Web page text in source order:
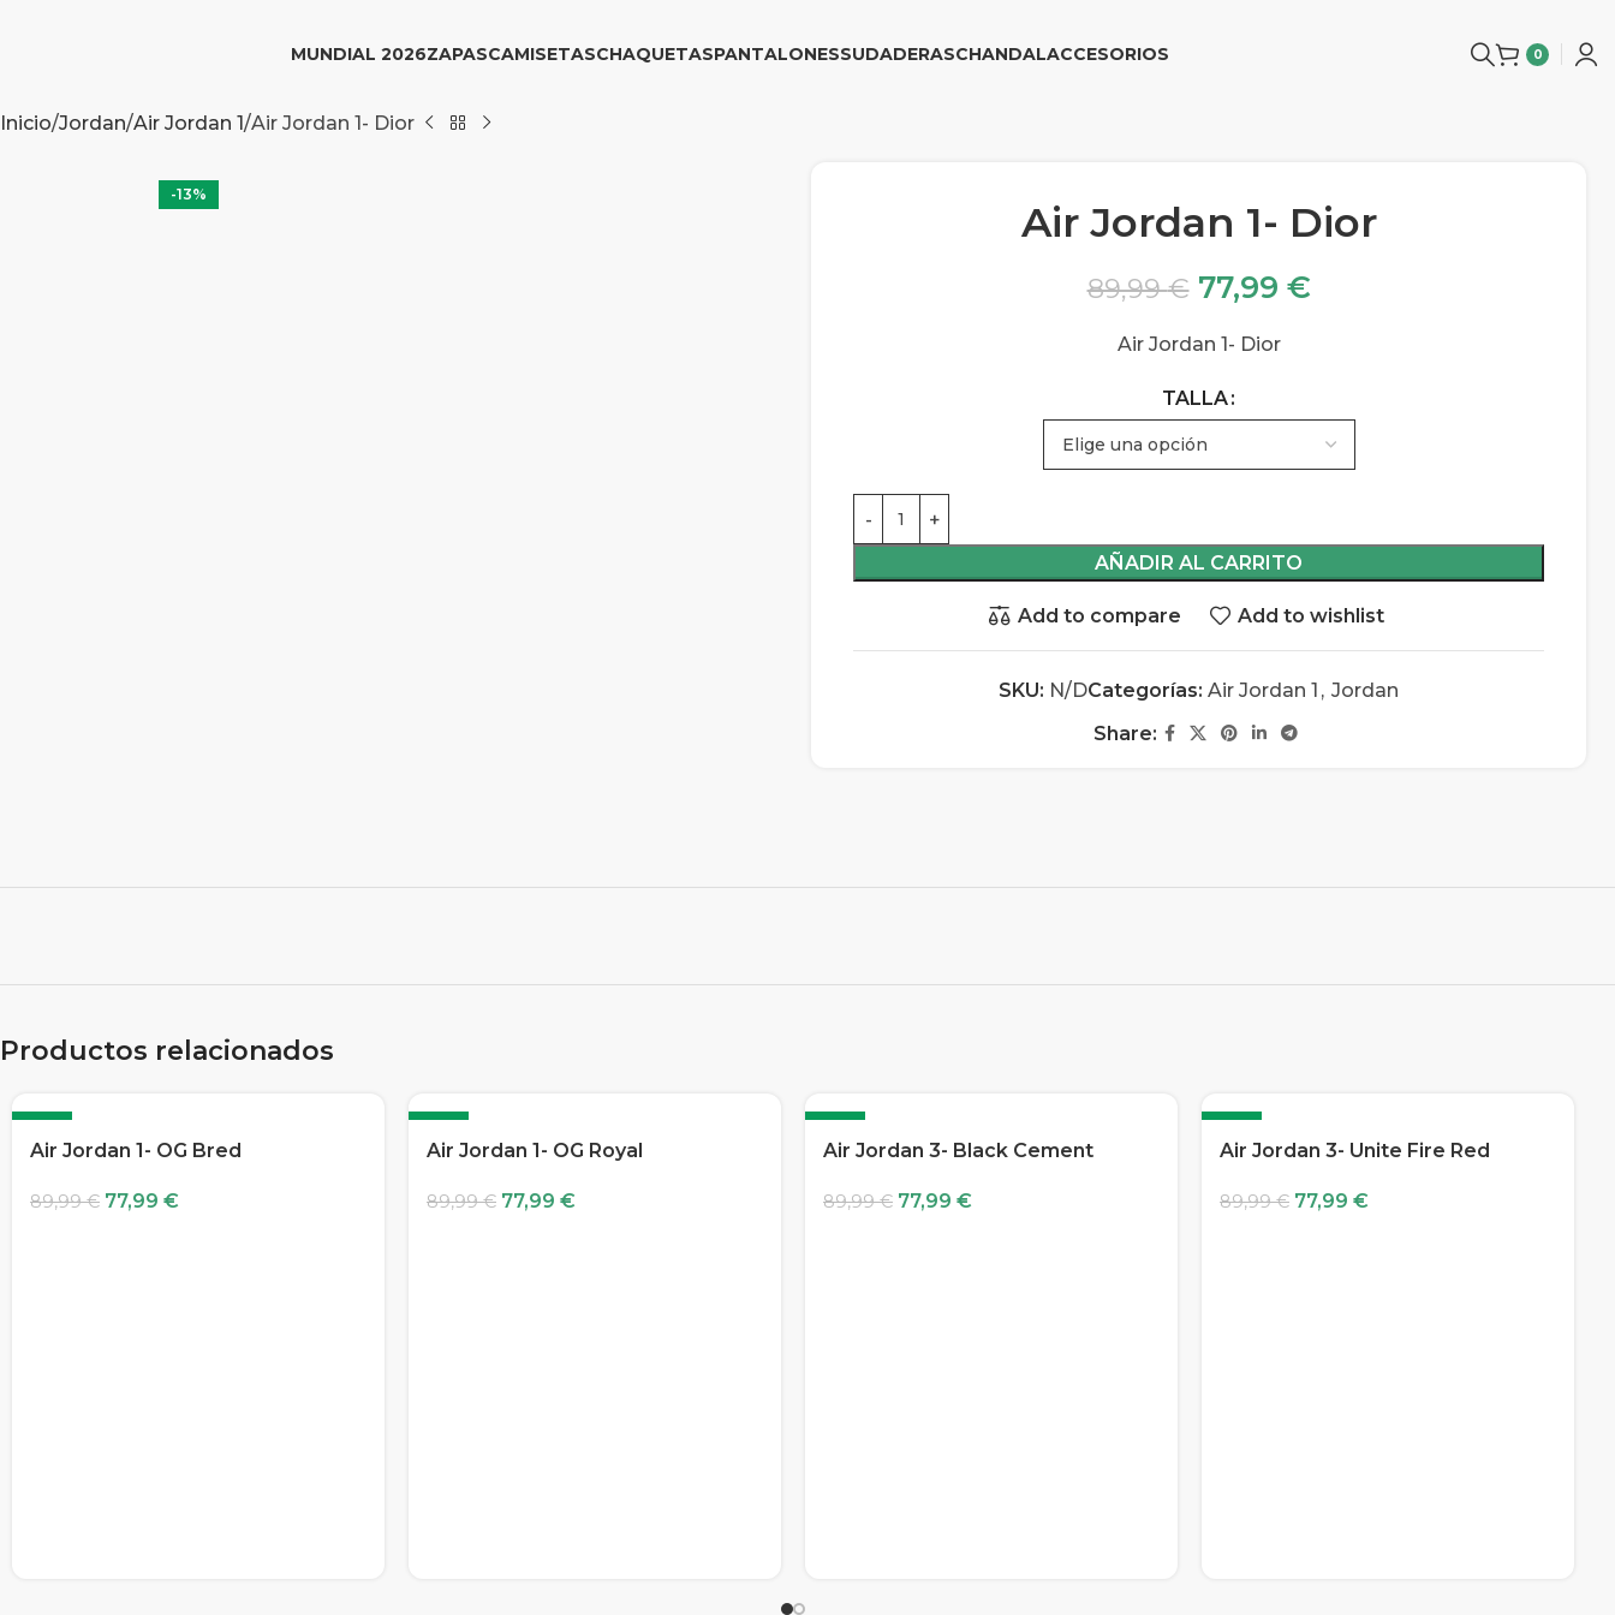
MUNDIAL 2026ZAPASCAMISETASCHAQUETASPANTALONESSUDADERASCHANDALACCESORIOS 0
Inicio Jordan Air Jordan 1 Air Jordan 1- Dior
-13%
Air Jordan 1- Dior
89,99€ 77,99 €
Air Jordan 1- Dior
TALLA
AÑADIR AL CARRITO
Add to compare Add to wishlist
SKU: N/DCategorías: Air Jordan 1 , Jordan
Share:
Productos relacionados
-13%
Air Jordan 1- OG Bred
89,99€ 77,99 €
-13%
Air Jordan 1- OG Royal
89,99€ 77,99 €
-13%
Air Jordan 3- Black Cement
89,99€ 77,99 €
-13%
Air Jordan 3- Unite Fire Red
89,99€ 77,99 €